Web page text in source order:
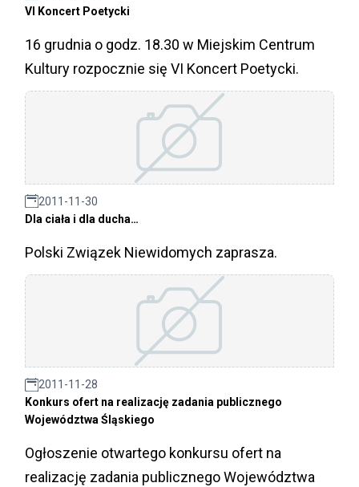
VI Koncert Poetycki
16 grudnia o godz. 18.30 w Miejskim Centrum
Kultury rozpocznie się VI Koncert Poetycki.
2011-11-30
Dla ciała i dla ducha…
Polski Związek Niewidomych zaprasza.
2011-11-28
Konkurs ofert na realizację zadania publicznego
Województwa Śląskiego
Ogłoszenie otwartego konkursu ofert na
realizację zadania publicznego Województwa